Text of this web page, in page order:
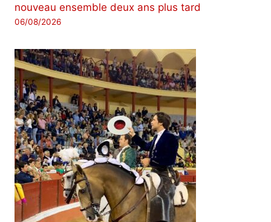
nouveau ensemble deux ans plus tard
06/08/2026